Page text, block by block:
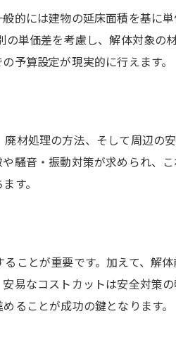
求められる解体工事の安全管理
限に抑える作業計画の立て方
手順に沿った近隣への配慮方法
体で活躍する最新工法の種類
し工法など特徴的な解体方法の
解体に求められる安全対策の変化
体工事の成功事例から学ぶ工法
体工事対応策まとめ
解体工事で費用を抑える方法
的には建物の延床面積を基に
単価差を考慮し、解体対象
予算設定が現実的に行えます。
材処理の方法、そして周辺の
騒音・振動対策が求められ、
す。
ことが重要です。加えて、解
易なコストカットは安全対策
ることが成功の鍵となります。